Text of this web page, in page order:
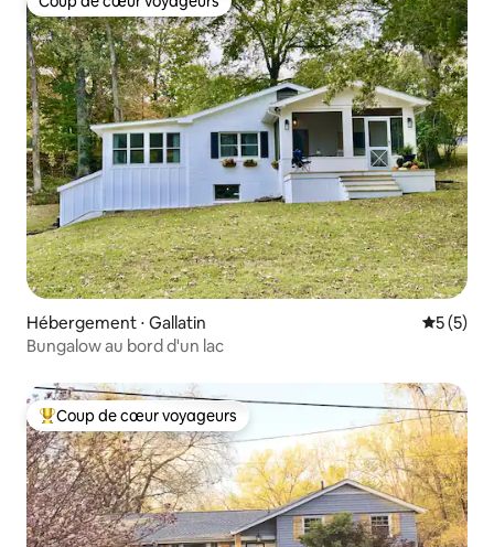
Coup de cœur voyageurs
Hébergement ⋅ Gallatin
5 (5)
Bungalow au bord d'un lac
Coups de cœur voyageurs les plus appréciés
Coup de cœur voyageurs